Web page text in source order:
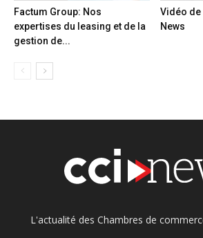
Factum Group: Nos
expertises du leasing et de la
gestion de...
Vidéo de
News
L'actualité des Chambres de